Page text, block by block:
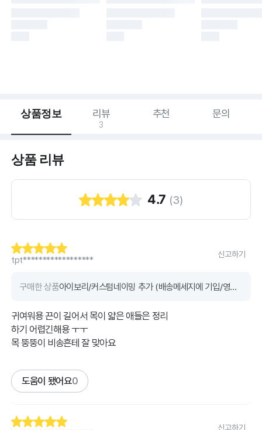
상품정보 리뷰
3
추천 문의
상품 리뷰
4.7 (3)
tpt******************
신고하기
구매한 상품 아이보리/커스텀네이밍 추가 (배송메세지에 기입/영문 8자/한글4자 이내)
귀여워용 끈이 길어서 목이 얇은 애들은 정리
하기 어렵긴해용 ㅜㅜ
목 뚱뚱이 비송흔테 잘 맞아요
도움이 됐어요0
신고하기